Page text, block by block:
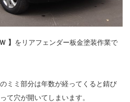
】 をリアフェンダー板金塗装作業で
ミミ部分は年数が経ってくると錆び
て穴が開いてしまいます。